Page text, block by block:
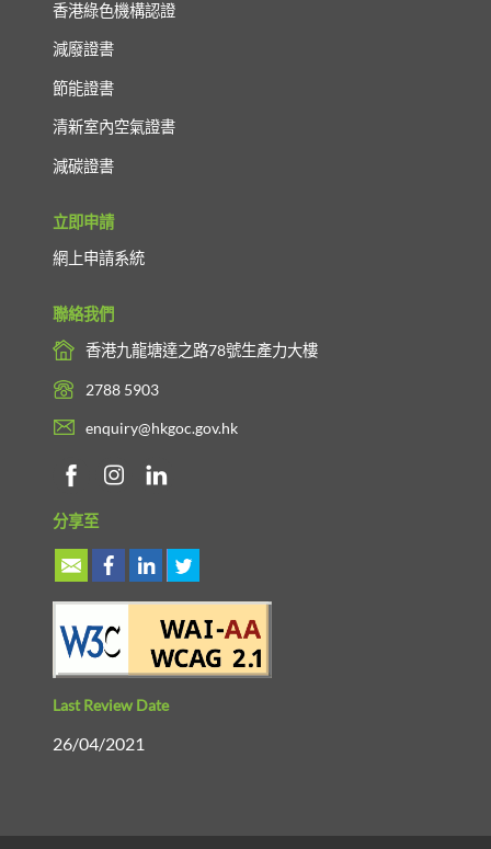
香港綠色機構認證
減廢證書
節能證書
清新室內空氣證書
減碳證書
立即申請
網上申請系統
聯絡我們
香港九龍塘達之路78號生產力大樓
2788 5903
enquiry@hkgoc.gov.hk
分享至
Last Review Date
26/04/2021